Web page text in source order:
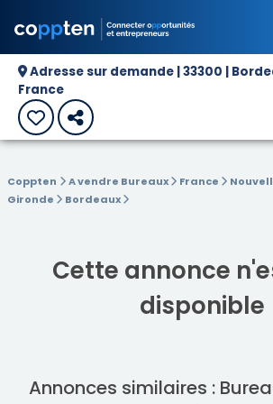
Adresse sur demande | 33300 |
France
Coppten A vendre Bureaux France
Gironde
Bordeaux
Cette annonce
disponible
Annonces similaires :